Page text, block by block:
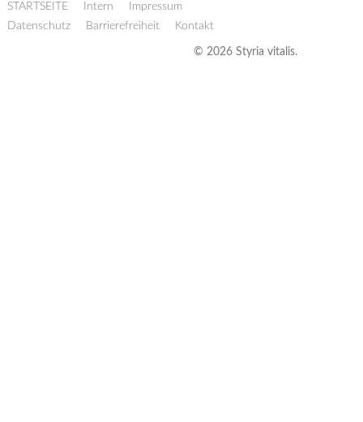
STARTSEITE Intern
Impressum
Datenschutz
Barrierefreiheit Kontakt
© 2026 Styria vitalis.